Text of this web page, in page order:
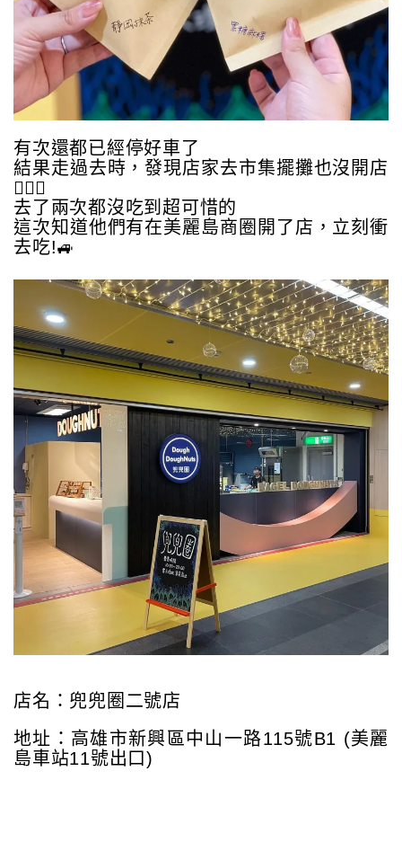
有次還都已經停好車了
結果走過去時，發現店家去市集擺攤也沒開店
🤦🏻‍♂️
去了兩次都沒吃到超可惜的
這次知道他們有在美麗島商圈開了店，立刻衝
去吃!🚙
店名：兜兜圈二號店
地址：高雄市新興區中山一路115號B1 (美麗
島車站11號出口)